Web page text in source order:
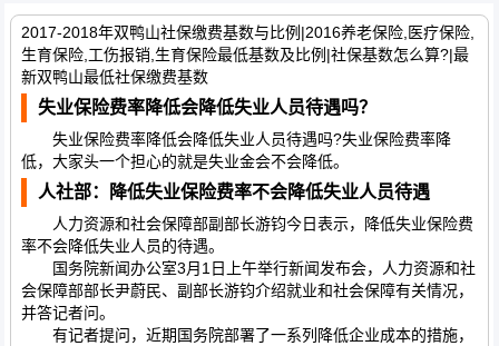
2017-2018年双鸭山社保缴费基数与比例|2016养老保险,医疗保险,
生育保险,工伤报销,生育保险最低基数及比例|社保基数怎么算?|最
新双鸭山最低社保缴费基数
失业保险费率降低会降低失业人员待遇吗？
失业保险费率降低会降低失业人员待遇吗?失业保险费率降
低，大家头一个担心的就是失业金会不会降低。
人社部：降低失业保险费率不会降低失业人员待遇
人力资源和社会保障部副部长游钧今日表示，降低失业保险费
率不会降低失业人员的待遇。
国务院新闻办公室3月1日上午举行新闻发布会，人力资源和社
会保障部部长尹蔚民、副部长游钧介绍就业和社会保障有关情况，
并答记者问。
有记者提问，近期国务院部署了一系列降低企业成本的措施，